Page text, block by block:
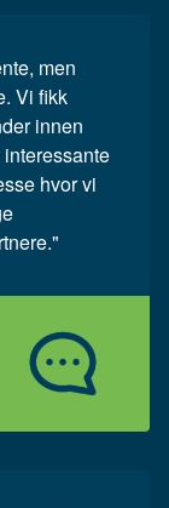
men
Vi fikk
innen
hvor vi